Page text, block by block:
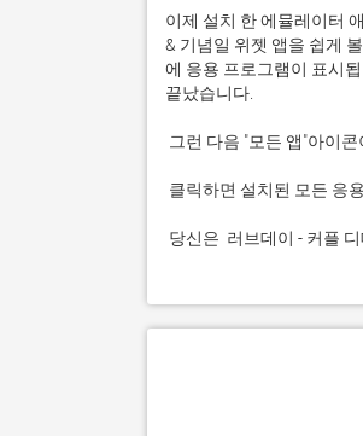
이제 설치 한 에뮬레이터
& 기념일 위젯 앱을 쉽게
에 응용 프로그램이 표시
당신은  러브데이 - 커플